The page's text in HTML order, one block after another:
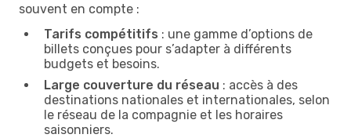
souvent en compte :
Tarifs compétitifs : une gamme d’options de
billets conçues pour s’adapter à différents
budgets et besoins.
Large couverture du réseau : accès à des
destinations nationales et internationales, selon
le réseau de la compagnie et les horaires
saisonniers.